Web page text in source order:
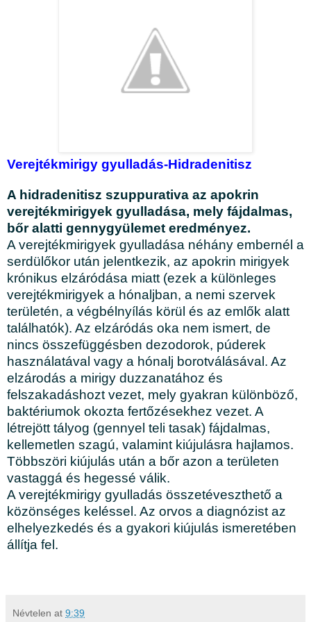
Verejtékmirigy gyulladás-Hidradenitisz
A hidradenitisz szuppurativa az apokrin
verejtékmirigyek gyulladása, mely fájdalmas,
bőr alatti gennygyülemet eredményez.
A verejtékmirigyek gyulladása néhány embernél a
serdülőkor után jelentkezik, az apokrin mirigyek
krónikus elzáródása miatt (ezek a különleges
verejtékmirigyek a hónaljban, a nemi szervek
területén, a végbélnyílás körül és az emlők alatt
találhatók). Az elzáródás oka nem ismert, de
nincs összefüggésben dezodorok, púderek
használatával vagy a hónalj borotválásával. Az
elzárodás a mirigy duzzanatához és
felszakadáshozt vezet, mely gyakran különböző,
baktériumok okozta fertőzésekhez vezet. A
létrejött tályog (gennyel teli tasak) fájdalmas,
kellemetlen szagú, valamint kiújulásra hajlamos.
Többszöri kiújulás után a bőr azon a területen
vastaggá és hegessé válik.
A verejtékmirigy gyulladás összetéveszthető a
közönséges keléssel. Az orvos a diagnózist az
elhelyezkedés és a gyakori kiújulás ismeretében
állítja fel.
Névtelen at 9:39